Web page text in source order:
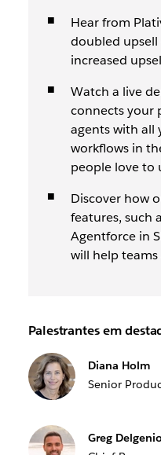
Hear from
doubled
increased
Watch a live
connects your
agents with all
workflows in
people love to
Discover how
features, such
Agentforce in
will help
Palestrantes em
Diana Holm
Senior
Greg